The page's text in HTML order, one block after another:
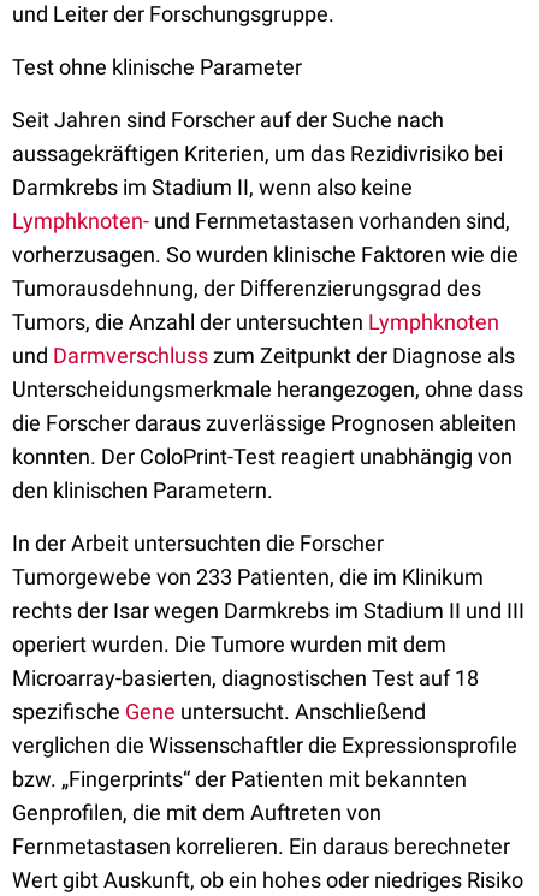
und Leiter der Forschungsgruppe.
Test ohne klinische Parameter
Seit Jahren sind Forscher auf der Suche nach
aussagekräftigen Kriterien, um das Rezidivrisiko bei
Darmkrebs im Stadium II, wenn also keine
Lymphknoten- und Fernmetastasen vorhanden sind,
vorherzusagen. So wurden klinische Faktoren wie die
Tumorausdehnung, der Differenzierungsgrad des
Tumors, die Anzahl der untersuchten Lymphknoten
und Darmverschlusszum Zeitpunkt der Diagnose als
Unterscheidungsmerkmale herangezogen, ohne dass
die Forscher daraus zuverlässige Prognosen ableiten
konnten. Der ColoPrint-Test reagiert unabhängig von
den klinischen Parametern.
In der Arbeit untersuchten die Forscher
Tumorgewebe von 233 Patienten, die im Klinikum
rechts der Isar wegen Darmkrebs im Stadium II und III
operiert wurden. Die Tumore wurden mit dem
Microarray-basierten, diagnostischen Test auf 18
spezifische Gene untersucht. Anschließend
verglichen die Wissenschaftler die Expressionsprofile
bzw. „Fingerprints“ der Patienten mit bekannten
Genprofilen, die mit dem Auftreten von
Fernmetastasen korrelieren. Ein daraus berechneter
Wert gibt Auskunft, ob ein hohes oder niedriges Risiko